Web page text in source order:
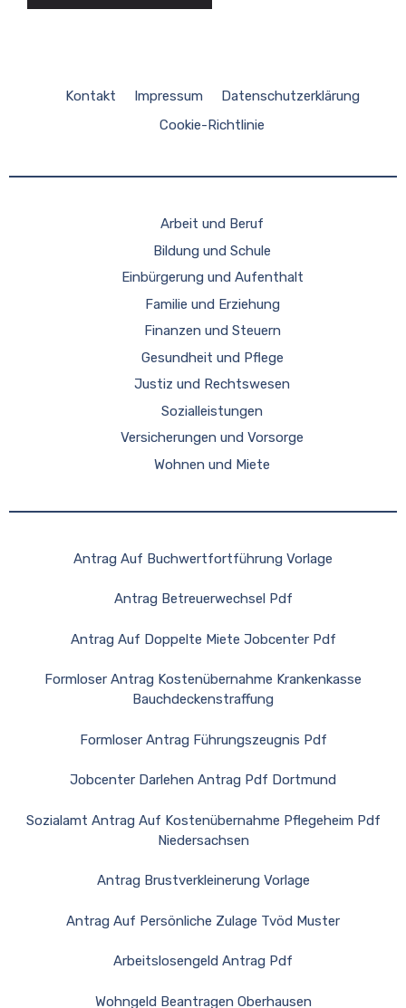
Kontakt Impressum
Datenschutzerklärung
Cookie-Richtlinie
Arbeit und Beruf
Bildung und Schule
Einbürgerung und Aufenthalt
Familie und Erziehung
Finanzen und Steuern
Gesundheit und Pflege
Justiz und Rechtswesen
Sozialleistungen
Versicherungen und Vorsorge
Wohnen und Miete
Antrag Auf Buchwertfortführung Vorlage
Antrag Betreuerwechsel Pdf
Antrag Auf Doppelte Miete Jobcenter Pdf
Formloser Antrag Kostenübernahme Krankenkasse
Bauchdeckenstraffung
Formloser Antrag Führungszeugnis Pdf
Jobcenter Darlehen Antrag Pdf Dortmund
Sozialamt Antrag Auf Kostenübernahme Pflegeheim Pdf
Niedersachsen
Antrag Brustverkleinerung Vorlage
Antrag Auf Persönliche Zulage Tvöd Muster
Arbeitslosengeld Antrag Pdf
Wohngeld Beantragen Oberhausen